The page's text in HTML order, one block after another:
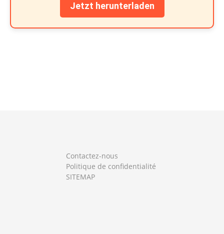
Jetzt herunterladen
Contactez-nous
Politique de confidentialité
SITEMAP